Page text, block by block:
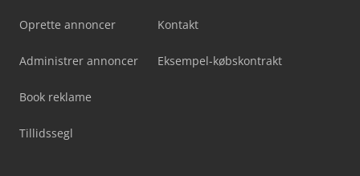
Oprette annoncer
Administrer annoncer
Book reklame
Tillidssegl
Kontakt
Eksempel-købskontrakt